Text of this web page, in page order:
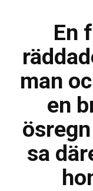
En
man
en
sa